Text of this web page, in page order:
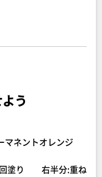
う
ネントオレンジ
回塗り 右半分:重ね